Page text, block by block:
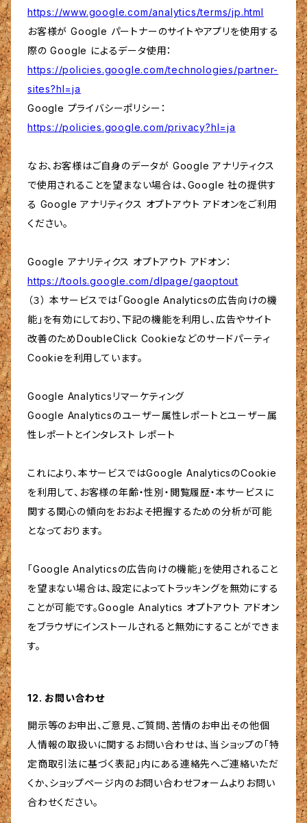
https://www.google.com/analytics/terms/jp.html
お客様が Google パートナーのサイトやアプリを使用する
際の Google によるデータ使用：
https://policies.google.com/technologies/partner-
sites?hl=ja
Google プライバシーポリシー：
https://policies.google.com/privacy?hl=ja
なお、お客様はご自身のデータが Google アナリティクス
で使用されることを望まない場合は、Google 社の提供す
る Google アナリティクス オプトアウト アドオンをご利用
ください。
Google アナリティクス オプトアウト アドオン：
https://tools.google.com/dlpage/gaoptout
（３） 本サービスでは「Google Analyticsの広告向けの機
能」を有効にしており、下記の機能を利用し、広告やサイト
改善のためDoubleClick Cookieなどのサードパーティ
Cookieを利用しています。
Google Analyticsリマーケティング
Google Analyticsのユーザー属性レポートとユーザー属
性レポートとインタレスト レポート
これにより、本サービスではGoogle AnalyticsのCookie
を利用して、お客様の年齢・性別・閲覧履歴・本サービスに
関する関心の傾向をおおよそ把握するための分析が可能
となっております。
「Google Analyticsの広告向けの機能」を使用されること
を望まない場合は、設定によってトラッキングを無効にする
ことが可能です。Google Analytics オプトアウト アドオン
をブラウザにインストールされると無効にすることができま
す。
12. お問い合わせ
開示等のお申出、ご意見、ご質問、苦情のお申出その他個
人情報の取扱いに関するお問い合わせは、当ショップの「特
定商取引法に基づく表記」内にある連絡先へご連絡いただ
くか、ショップページ内のお問い合わせフォームよりお問い
合わせください。